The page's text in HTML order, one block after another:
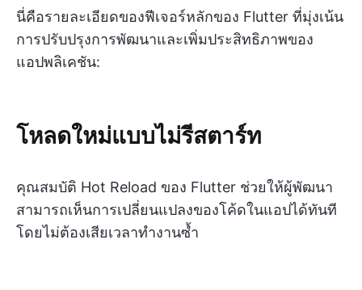
นี่คือรายละเอียดของฟีเจอร์หลักของ Flutter ที่มุ่งเน้น
การปรับปรุงการพัฒนาและเพิ่มประสิทธิภาพของ
แอปพลิเคชัน:
โหลดใหม่แบบไม่รีสตาร์ท
คุณสมบัติ Hot Reload ของ Flutter ช่วยให้ผู้พัฒนา
สามารถเห็นการเปลี่ยนแปลงของโค้ดในแอปได้ทันที
โดยไม่ต้องเสียเวลาทำงานซ้ำ